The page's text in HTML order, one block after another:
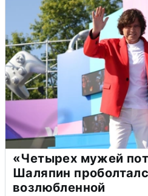
«Четырех мужей
Шаляпин
возлюбленной